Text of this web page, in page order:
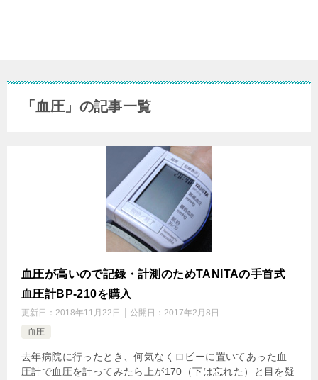
「血圧」の記事一覧
血圧が高いので記録・計測のためTANITAの手首式
血圧計BP-210を購入
更新日： 2018年11月22日 公開日： 2017年2月8日
血圧
去年病院に行ったとき、何気なくロビーに置いてあった血
圧計で血圧を計ってみたら上が170（下は忘れた）と目を疑